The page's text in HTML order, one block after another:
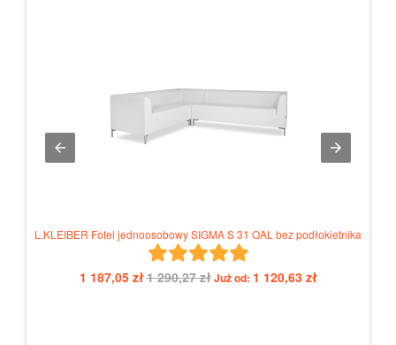
L.KLEIBER Fotel jednoosobowy SIGMA S 31 OAL bez podłokietnika
1 187,05 zł1 290,27 złJuż od: 1 120,63 zł